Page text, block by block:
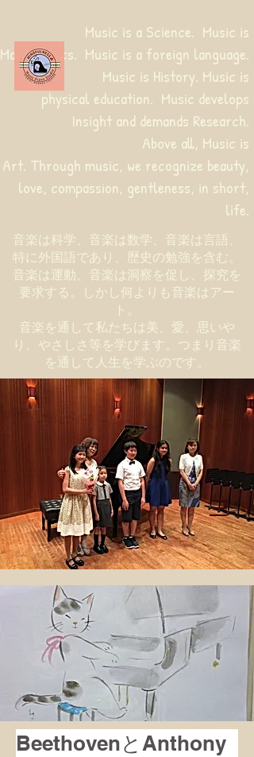
音楽は科学、音楽は数学、音楽は言語、
特に外国語であり、歴史の勉強を含む。
音楽は運動、音楽は洞察を促し、探究を
要求する。しかし何よりも音楽はアー
ト。
音楽を通して私たちは美、愛、思いや
り、やさしさ等を学びます。つまり音楽
を通して人生を学ぶのです。
Music is a Science. Music is
Mathematics. Music is a foreign language.
Music is History. Music is
physical education. Music develops
Insight and demands Research.
Above all, Music is
Art. Through music, we recognize beauty,
love, compassion, gentleness, in short,
life.
BeethovenとAnthony